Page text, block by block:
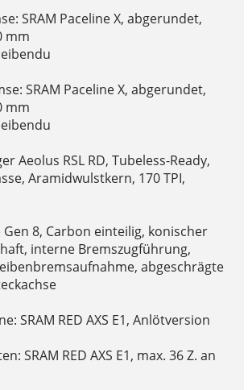
SRAM Paceline X, abgerundet,
mm
SRAM Paceline X, abgerundet,
mm
Aeolus RSL RD, Tubeless-Ready,
Aramidwulstkern, 170 TPI,
Gen 8, Carbon einteilig, konischer
interne Bremszugführung,
abgeschrägte
SRAM RED AXS E1, Anlötversion
SRAM RED AXS E1, max. 36 Z. an